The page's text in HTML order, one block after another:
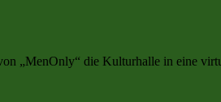
„MenOnly“ die Kulturhalle in eine